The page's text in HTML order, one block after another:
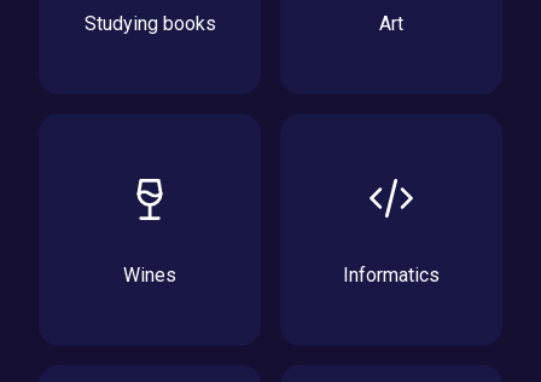
Studying books Art
Wines Informatics